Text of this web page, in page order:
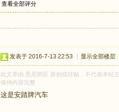
查看全部评分
发表于 2016-7-13 22:53 显示全部楼层
此文章由 悉尼郊区 原创或转贴，不代表本站
保持内容完整
这是安踏牌汽车